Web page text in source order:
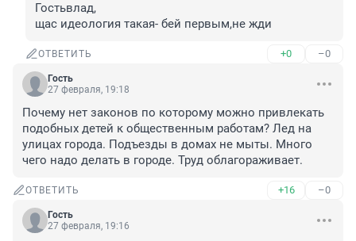
Гостьвлад,
щас идеология такая- бей первым,не жди
ОТВЕТИТЬ +0 –0
Гость
27 февраля, 19:18
Почему нет законов по которому можно привлекать
подобных детей к общественным работам? Лед на
улицах города. Подъезды в домах не мыты. Много
чего надо делать в городе. Труд облагораживает.
ОТВЕТИТЬ +16 –0
Гость
27 февраля, 19:16